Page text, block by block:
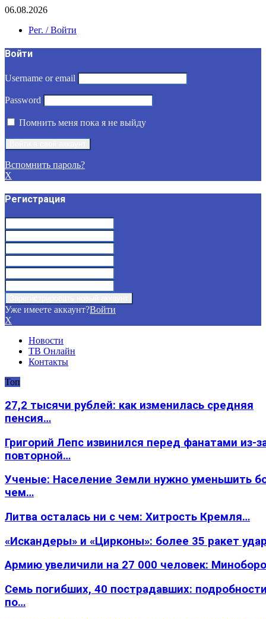
06.08.2026
Рег. / Войти
Войти
Username or email
Password
Помнить меня пока я не выйду
Вспомнить пароль?
X
Регистрация
Уже имеете аккаунт?Войти
X
Новости
ТВ Онлайн
Контакты
Топ
27,2 тысячи рублей: как изменилась средняя
пенсия…
Григорий Лепс извинился перед фанатами из-
повторной…
Ученые: Население Земли нужно уменьшить
чем…
Литва осталась ни с чем: Хитрость Кремля…
«Искандеры» и «Цирконы»: более 35 ракет
Армию увеличили на 27 000 человек:
Семь погибших, 40 пострадавших:
по…